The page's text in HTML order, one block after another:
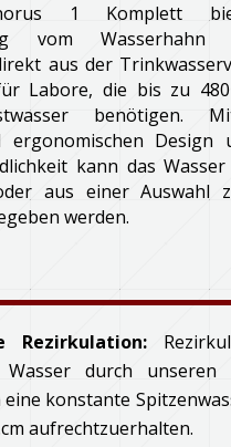
1 Komplett
vom
aus der
Labore, die bis zu
benötigen.
ergonomischen Design
kann das
aus einer Auswahl
werden.
Rezirkulation:
Wasser durch unseren
eine konstante
aufrechtzuerhalten.